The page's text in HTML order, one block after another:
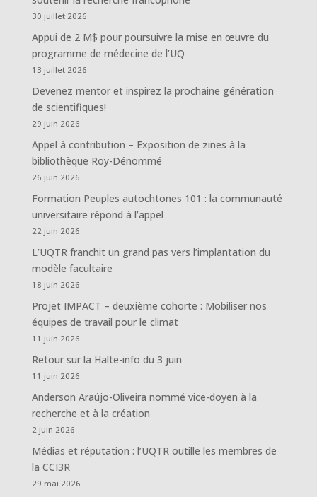
30 juillet 2026
Appui de 2 M$ pour poursuivre la mise en œuvre du
programme de médecine de l’UQ
13 juillet 2026
Devenez mentor et inspirez la prochaine génération
de scientifiques!
29 juin 2026
Appel à contribution – Exposition de zines à la
bibliothèque Roy-Dénommé
26 juin 2026
Formation Peuples autochtones 101 : la communauté
universitaire répond à l’appel
22 juin 2026
L’UQTR franchit un grand pas vers l’implantation du
modèle facultaire
18 juin 2026
Projet IMPACT – deuxième cohorte : Mobiliser nos
équipes de travail pour le climat
11 juin 2026
Retour sur la Halte-info du 3 juin
11 juin 2026
Anderson Araújo-Oliveira nommé vice-doyen à la
recherche et à la création
2 juin 2026
Médias et réputation : l’UQTR outille les membres de
la CCI3R
29 mai 2026